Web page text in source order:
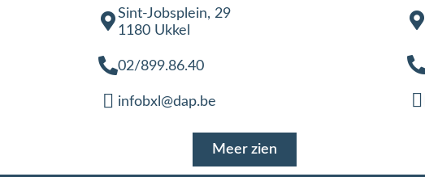
Sint-Jobsplein, 29
1180 Ukkel
02/899.86.40
infobxl@dap.be
Meer zien